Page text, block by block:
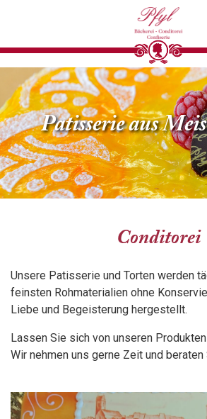
Patisserie aus
Conditorei
Unsere Patisserie und Torten werden
feinsten Rohmaterialien ohne
Liebe und Begeisterung hergestellt.
Lassen Sie sich von unseren
Wir nehmen uns gerne Zeit und